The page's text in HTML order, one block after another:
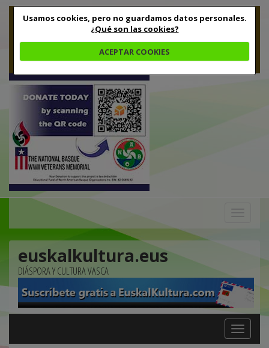
Usamos cookies, pero no guardamos datos personales.
¿Qué son las cookies?
ACEPTAR COOKIES
euskalkultura.eus
DIÁSPORA Y CULTURA VASCA
Toggle
navigation